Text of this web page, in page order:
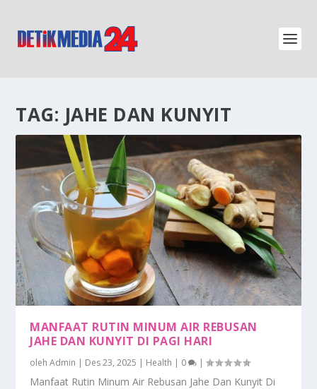
TAG: JAHE DAN KUNYIT
MANFAAT RUTIN MINUM AIR REBUSAN
JAHE DAN KUNYIT DI PAGI HARI
olehAdmin | Des 23, 2025 | Health | 0 |
Manfaat Rutin Minum Air Rebusan Jahe Dan Kunyit Di